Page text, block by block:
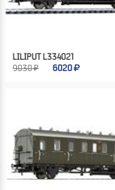
LILIPUT L334021
9030 ₽
6020